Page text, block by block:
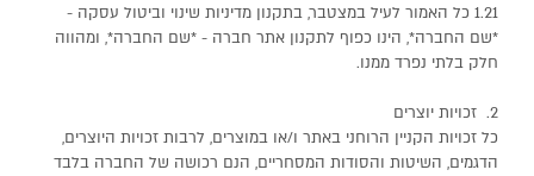
1.21 כל האמור לעיל במצטבר, בתקנון מדיניות שינוי וביטול עסקה -
*שם החברה*, הינו כפוף לתקנון אתר חברה - *שם החברה*, ומהווה
חלק בלתי נפרד ממנו.
2. זכויות יוצרים
כל זכויות הקניין הרוחני באתר ו/או במוצרים, לרבות זכויות היוצרים,
הדגמים, השיטות והסודות המסחריים, הנם רכושה של החברה בלבד